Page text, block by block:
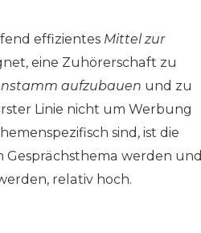
effizientes Mittel zur
eine Zuhörerschaft zu
aufzubauen und zu
Linie nicht um Werbung
sind, ist die
Gesprächsthema werden und
relativ hoch.